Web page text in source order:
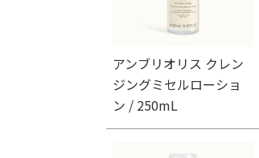
アンブリオリス クレン
ジングミセルローショ
ン / 250mL